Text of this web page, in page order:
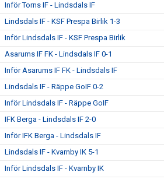
Inför Torns IF - Lindsdals IF
Lindsdals IF - KSF Prespa Birlik 1-3
Inför Lindsdals IF - KSF Prespa Birlik
Asarums IF FK - Lindsdals IF 0-1
Inför Asarums IF FK - Lindsdals IF
Lindsdals IF - Räppe GoIF 0-2
Inför Lindsdals IF - Räppe GoIF
IFK Berga - Lindsdals IF 2-0
Inför IFK Berga - Lindsdals IF
Lindsdals IF - Kvarnby IK 5-1
Inför Lindsdals IF - Kvarnby IK